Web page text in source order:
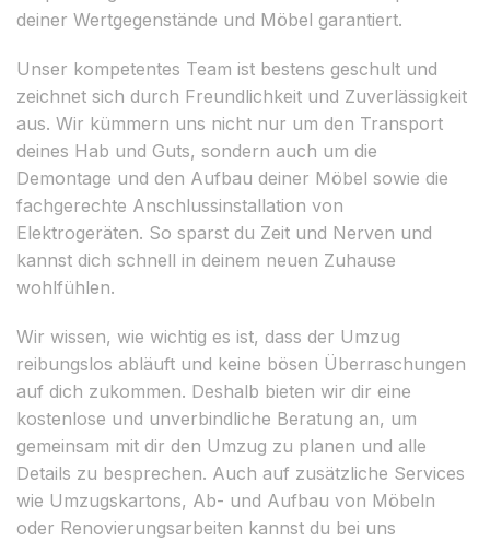
deiner Wertgegenstände und Möbel garantiert.
Unser kompetentes Team ist bestens geschult und
zeichnet sich durch Freundlichkeit und Zuverlässigkeit
aus. Wir kümmern uns nicht nur um den Transport
deines Hab und Guts, sondern auch um die
Demontage und den Aufbau deiner Möbel sowie die
fachgerechte Anschlussinstallation von
Elektrogeräten. So sparst du Zeit und Nerven und
kannst dich schnell in deinem neuen Zuhause
wohlfühlen.
Wir wissen, wie wichtig es ist, dass der Umzug
reibungslos abläuft und keine bösen Überraschungen
auf dich zukommen. Deshalb bieten wir dir eine
kostenlose und unverbindliche Beratung an, um
gemeinsam mit dir den Umzug zu planen und alle
Details zu besprechen. Auch auf zusätzliche Services
wie Umzugskartons, Ab- und Aufbau von Möbeln
oder Renovierungsarbeiten kannst du bei uns